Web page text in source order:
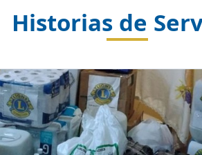
Historias de